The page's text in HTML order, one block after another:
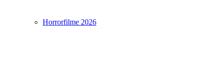
Horrorfilme 2026